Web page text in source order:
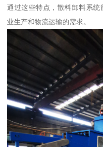
通过这些特点，散料卸料系
业生产和物流运输的需求。